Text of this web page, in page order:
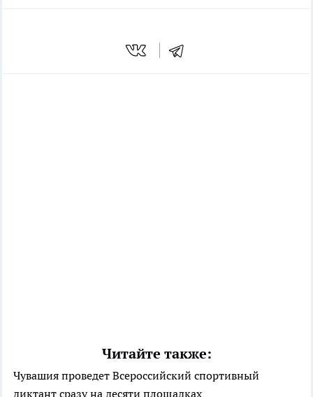
Читайте также:
Чувашия проведет Всероссийский спортивный
диктант сразу на десяти площадках